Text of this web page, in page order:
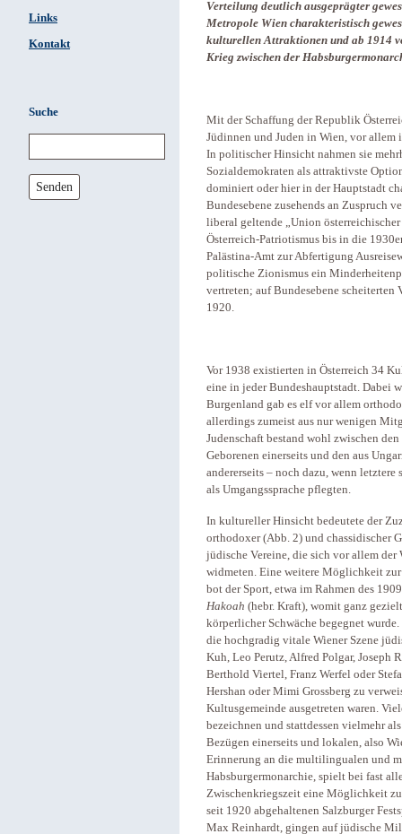
Links
Kontakt
Suche
Senden
Verteilung deutlich ausgeprägter
Metropole Wien charakteristisch
kulturellen Attraktionen und ab 1914
Krieg zwischen der
Mit der Schaffung der Republik
Jüdinnen und Juden in Wien, vor
In politischer Hinsicht nahmen sie
Sozialdemokraten als attraktivste
dominiert oder hier in der Hauptstadt
Bundesebene zusehends an Zuspruch
liberal geltende „Union
Österreich-Patriotismus bis in die
Palästina-Amt zur Abfertigung
politische Zionismus ein
vertreten; auf Bundesebene
1920.
Vor 1938 existierten in Österreich 34
eine in jeder Bundeshauptstadt. Dabei
Burgenland gab es elf vor allem
allerdings zumeist aus nur wenigen
Judenschaft bestand wohl zwischen
Geborenen einerseits und den aus
andererseits – noch dazu, wenn
als Umgangssprache pflegten.
In kultureller Hinsicht bedeutete der
orthodoxer (Abb. 2) und chassidischer
jüdische Vereine, die sich vor allem
widmeten. Eine weitere Möglichkeit
bot der Sport, etwa im Rahmen des
Hakoah (hebr. Kraft), womit ganz
körperlicher Schwäche begegnet
die hochgradig vitale Wiener Szene
Kuh, Leo Perutz, Alfred Polgar, Joseph
Berthold Viertel, Franz Werfel oder
Hershan oder Mimi Grossberg zu
Kultusgemeinde ausgetreten waren.
bezeichnen und stattdessen vielmehr
Bezügen einerseits und lokalen, also
Erinnerung an die multilingualen und
Habsburgermonarchie, spielt bei fast
Zwischenkriegszeit eine Möglichkeit
seit 1920 abgehaltenen Salzburger
Max Reinhardt, gingen auf jüdische